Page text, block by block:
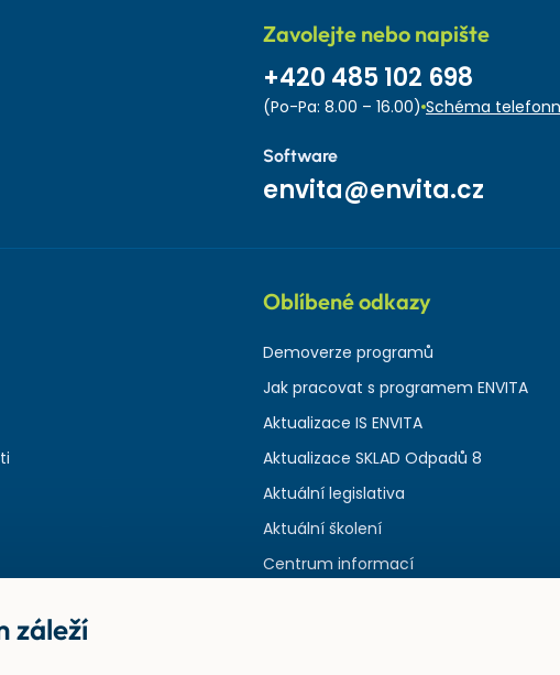
Zavolejte nebo napište
+420 485 102 698
(Po-Pa: 8.00 – 16.00) Schéma
Software
envita@envita.cz
Oblíbené odkazy
Demoverze programů
Jak pracovat s programem ENVITA
Aktualizace IS ENVITA
Aktualizace SKLAD Odpadů 8
Aktuální legislativa
Aktuální školení
Centrum informací
záleží